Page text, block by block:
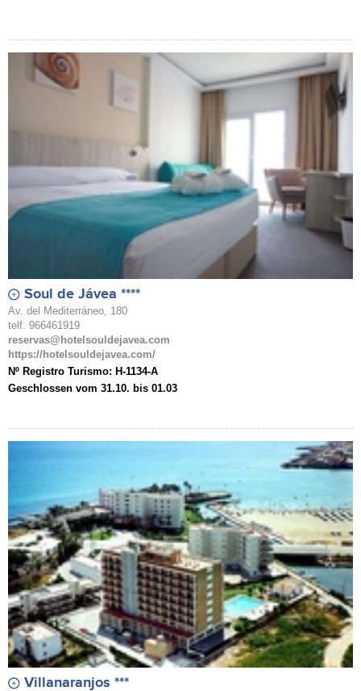
Soul de Jávea ****
Av. del Mediterráneo, 180
telf. 966461919
reservas@hotelsouldejavea.com
https://hotelsouldejavea.com/
Nº Registro Turismo: H-1134-A
Geschlossen vom 31.10. bis 01.03
Villanaranjos ***